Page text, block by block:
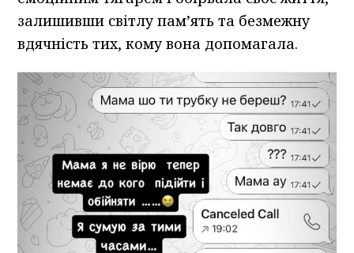
залишивши світлу пам’ять та безмежну
вдячність тих, кому вона допомагала.